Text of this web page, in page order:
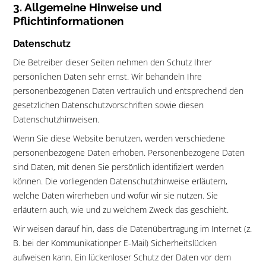
3. Allgemeine Hinweise und
Pflichtinformationen
Datenschutz
Die Betreiber dieser Seiten nehmen den Schutz Ihrer
persönlichen Daten sehr ernst. Wir behandeln Ihre
personenbezogenen Daten vertraulich und entsprechend den
gesetzlichen Datenschutzvorschriften sowie diesen
Datenschutzhinweisen.
Wenn Sie diese Website benutzen, werden verschiedene
personenbezogene Daten erhoben. Personenbezogene Daten
sind Daten, mit denen Sie persönlich identifiziert werden
können. Die vorliegenden Datenschutzhinweise erläutern,
welche Daten wirerheben und wofür wir sie nutzen. Sie
erläutern auch, wie und zu welchem Zweck das geschieht.
Wir weisen darauf hin, dass die Datenübertragung im Internet (z.
B. bei der Kommunikationper E-Mail) Sicherheitslücken
aufweisen kann. Ein lückenloser Schutz der Daten vor dem